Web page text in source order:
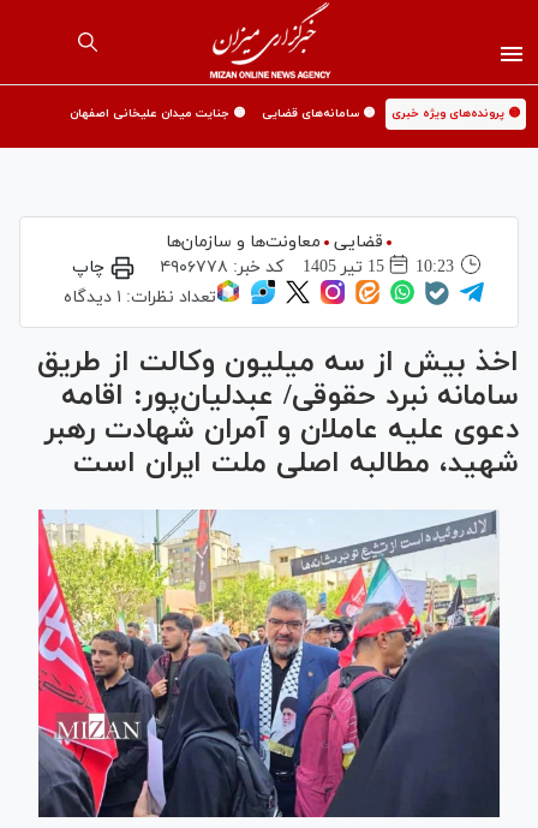
🟡 پرونده‌های ویژه خبری 🟡 سامانه‌های قضایی 🟡 جنایت میدان علیخانی اصفهان
قضایی
معاونت‌ها و سازمان‌ها
10:23
15 تير 1405 کد خبر: ۴۹۰۶۷۷۸
چاپ
تعداد نظرات: ۱ دیدگاه
اخذ بیش از سه میلیون وکالت از طریق
سامانه نبرد حقوقی/ عبدلیان‌پور: اقامه
دعوی علیه عاملان و آمران شهادت رهبر
شهید، مطالبه اصلی ملت ایران است